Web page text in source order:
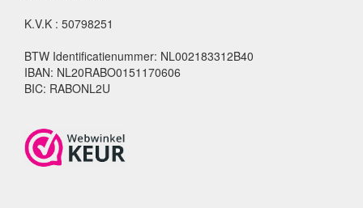
K.V.K : 50798251
BTW Identificatienummer: NL002183312B40
IBAN: NL20RABO0151170606
BIC: RABONL2U